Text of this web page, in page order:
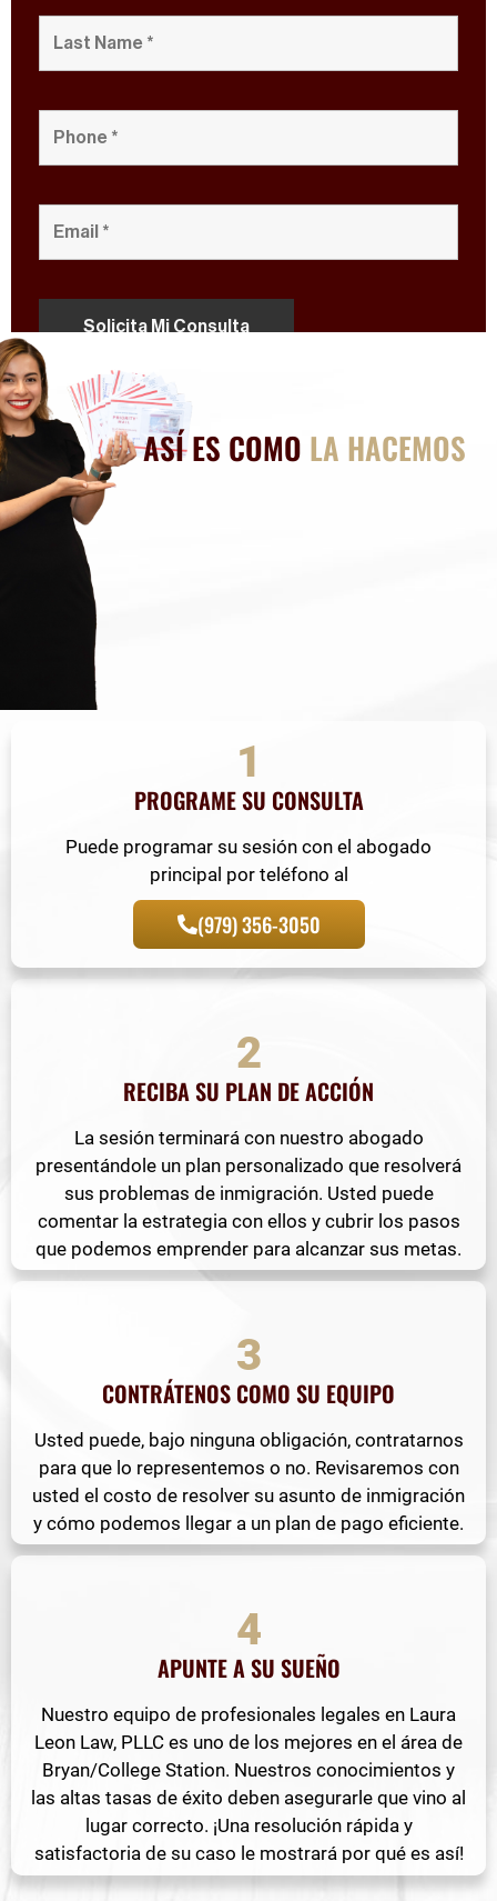
ASÍ ES COMO LA HACEMOS
1
PROGRAME SU CONSULTA
Puede programar su sesión con el abogado
principal por teléfono al
(979) 356-3050
2
RECIBA SU PLAN DE ACCIÓN
La sesión terminará con nuestro abogado
presentándole un plan personalizado que resolverá
sus problemas de inmigración. Usted puede
comentar la estrategia con ellos y cubrir los pasos
que podemos emprender para alcanzar sus metas.
3
CONTRÁTENOS COMO SU EQUIPO
Usted puede, bajo ninguna obligación, contratarnos
para que lo representemos o no. Revisaremos con
usted el costo de resolver su asunto de inmigración
y cómo podemos llegar a un plan de pago eficiente.
4
APUNTE A SU SUEÑO
Nuestro equipo de profesionales legales en Laura
Leon Law, PLLC es uno de los mejores en el área de
Bryan/College Station. Nuestros conocimientos y
las altas tasas de éxito deben asegurarle que vino al
lugar correcto. ¡Una resolución rápida y
satisfactoria de su caso le mostrará por qué es así!